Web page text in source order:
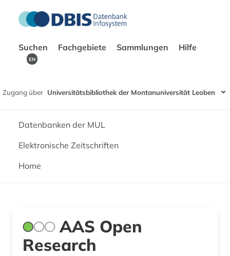
Suchen Fachgebiete Sammlungen Hilfe
EN
Zugang über Universitätsbibliothek der Montanuniversität Leoben
Datenbanken der MUL
Elektronische Zeitschriften
Home
AAS Open
Research